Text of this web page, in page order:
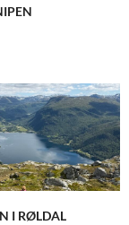
I RØLDAL